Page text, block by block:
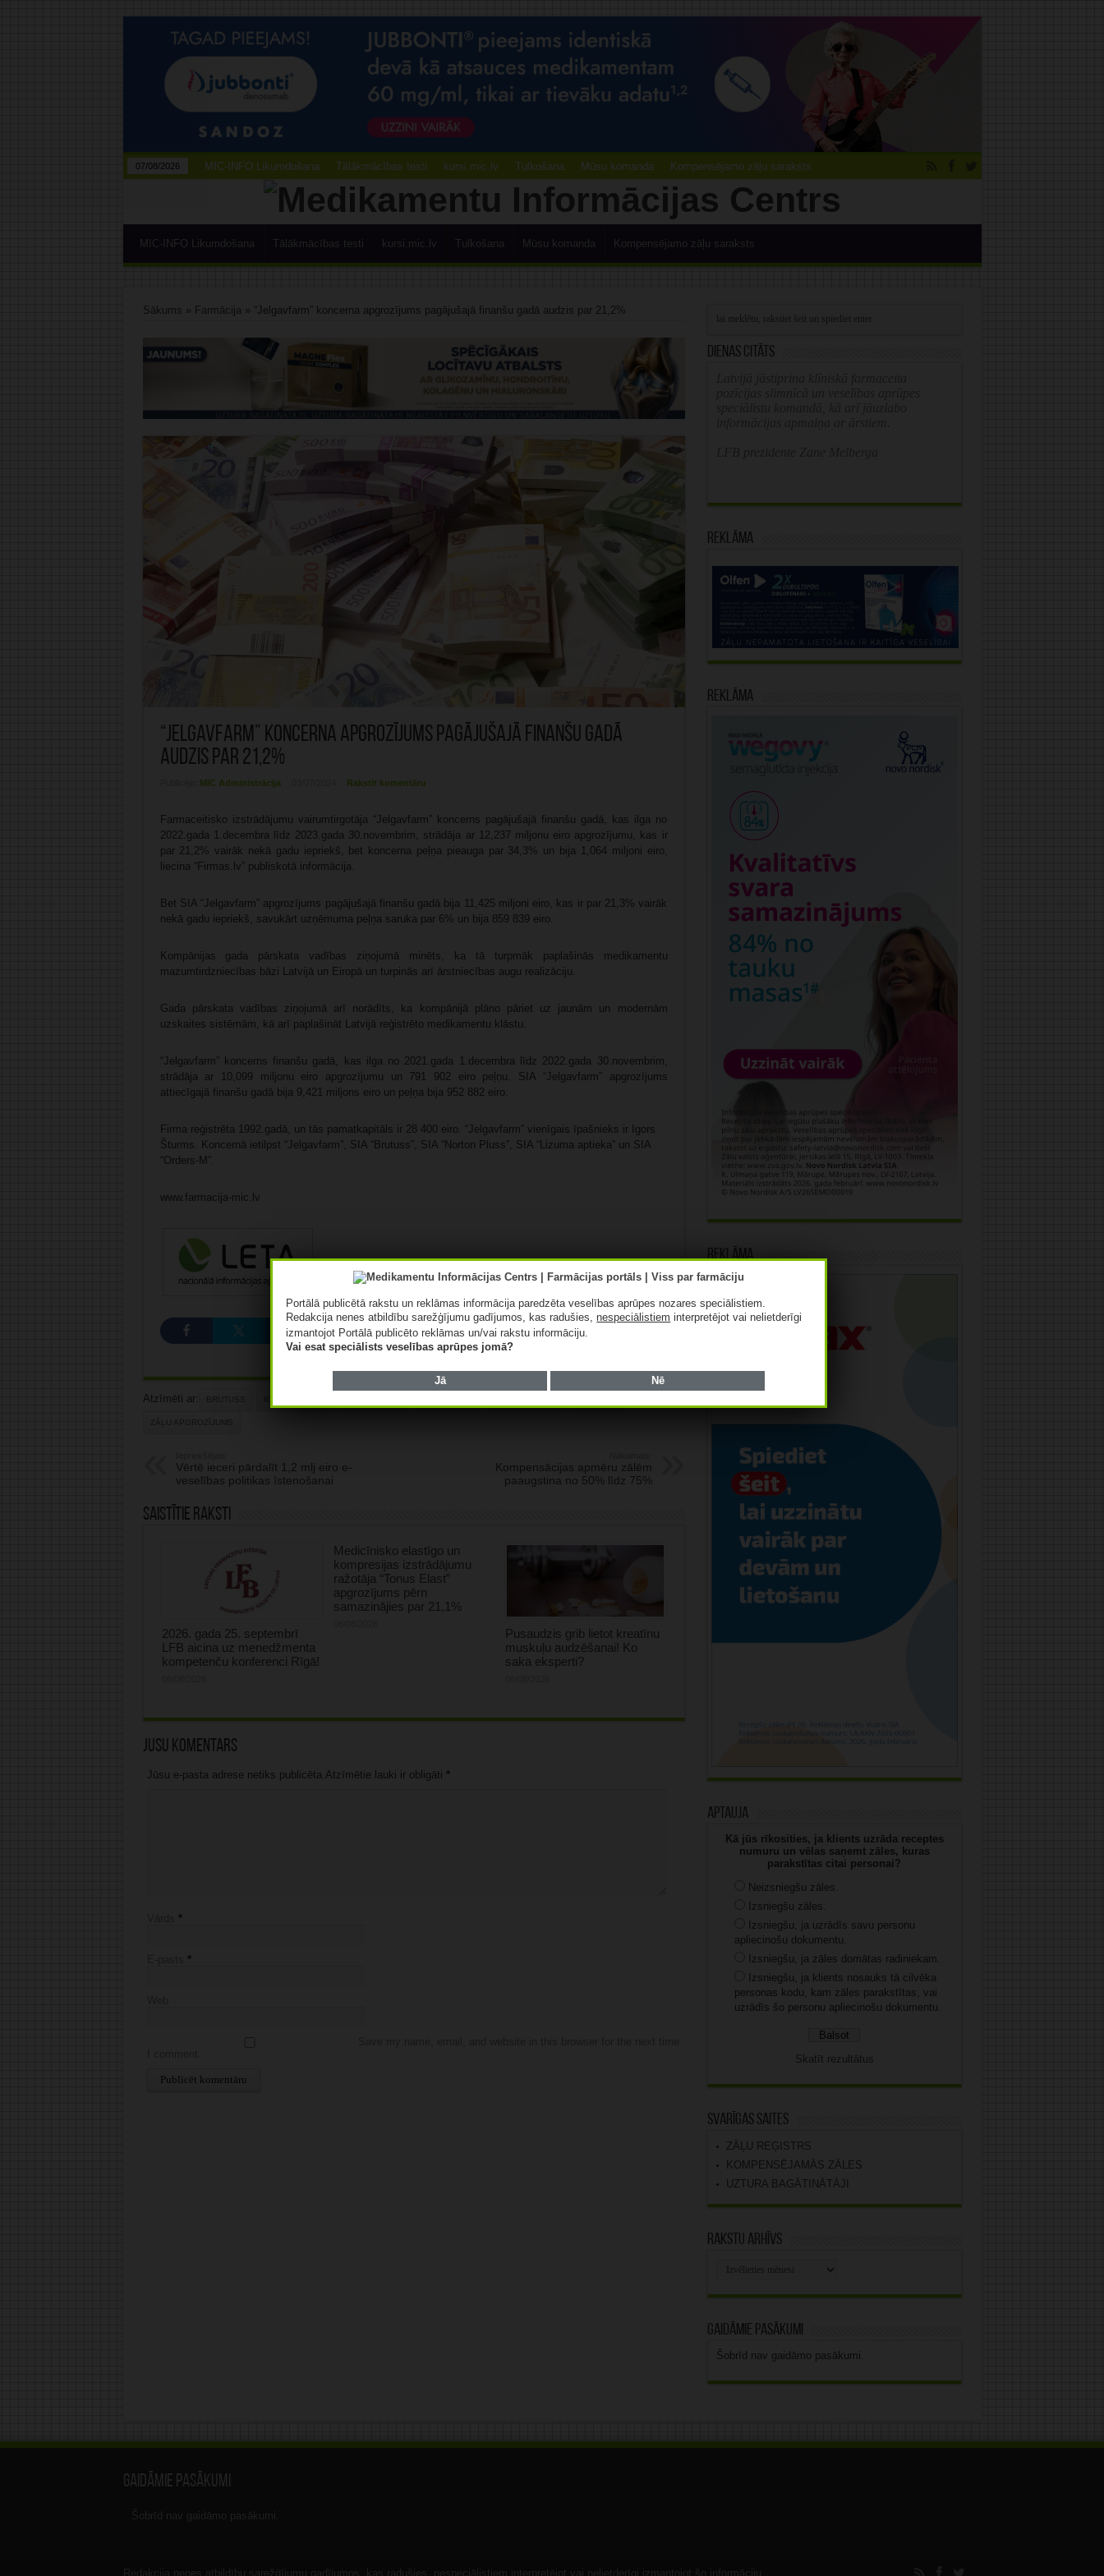
07/08/2026 MIC-INFO Likumdošana Tālākmācības testi kursi.mic.lv Tulkošana Mūsu komanda Kompensējamo zāļu saraksts
MIC-INFO Likumdošana Tālākmācības testi kursi.mic.lv Tulkošana Mūsu komanda Kompensējamo zāļu saraksts
Sākums » Farmācija» “Jelgavfarm” koncerna apgrozījums pagājušajā finanšu gadā audzis par 21,2%
“Jelgavfarm” koncerna apgrozījums pagājušajā finanšu gadā
audzis par 21,2%
MIC Administrācija Rakstīt komentāru
Farmaceitisko izstrādājumu vairumtirgotāja “Jelgavfarm” koncerns pagājušajā finanšu gadā, kas ilga no
2022.gada 1.decembra līdz 2023.gada 30.novembrim, strādāja ar 12,237 miljonu eiro apgrozījumu, kas ir
par 21,2% vairāk nekā gadu iepriekš, bet koncerna peļņa pieauga par 34,3% un bija 1,064 miljoni eiro,
liecina “Firmas.lv” publiskotā informācija.
Bet SIA “Jelgavfarm” apgrozījums pagājušajā finanšu gadā bija 11,425 miljoni eiro, kas ir par 21,3% vairāk
nekā gadu iepriekš, savukārt uzņēmuma peļņa saruka par 6% un bija 859 839 eiro.
Kompānijas gada pārskata vadības ziņojumā minēts, ka tā turpmāk paplašinās medikamentu
mazumtirdzniecības bāzi Latvijā un Eiropā un turpinās arī ārstniecības augu realizāciju.
Gada pārskata vadības ziņojumā arī norādīts, ka kompānijā plāno pāriet uz jaunām un modernām
uzskaites sistēmām, kā arī paplašināt Latvijā reģistrēto medikamentu klāstu.
“Jelgavfarm” koncerns finanšu gadā, kas ilga no 2021.gada 1.decembra līdz 2022.gada 30.novembrim,
strādāja ar 10,099 miljonu eiro apgrozījumu un 791 902 eiro peļņu. SIA “Jelgavfarm” apgrozījums
attiecīgajā finanšu gadā bija 9,421 miljons eiro un peļņa bija 952 882 eiro.
Firma reģistrēta 1992.gadā, un tās pamatkapitāls ir 28 400 eiro. “Jelgavfarm” vienīgais īpašnieks ir Igors
Šturms. Koncernā ietilpst “Jelgavfarm”, SIA “Brutuss”, SIA “Norton Pluss”, SIA “Lizuma aptieka” un SIA
“Orders-M”.
www.farmacija-mic.lv
Patīk
Atzīmēti ar: BRUTUSS
ZĀĻU APGROZĪJUMS
Vērtē ieceri pārdalīt 1,2 mlj eiro e-
veselības politikas īstenošanai
Kompensācijas apmēru zālēm
paaugstina no 50% līdz 75%
Saistītie raksti
2026. gada 25. septembrī
LFB aicina uz menedžmenta
kompetenču konferenci Rīgā!
Medicīnisko elastīgo un
kompresijas izstrādājumu
ražotāja “Tonus Elast”
apgrozījums pērn
samazinājies par 21,1%
Pusaudzis grib lietot kreatīnu
muskuļu audzēšanai! Ko
saka eksperti?
Jūsu komentārs
Jūsu e-pasta adrese netiks publicēta.Atzīmētie lauki ir obligāti *
*
*
Dienas citāts
Reklāma
Reklāma
Reklāma
Aptauja
Kā jūs rīkosities, ja klients uzrāda receptes
numuru un vēlas saņemt zāles, kuras
parakstītas citai personai?
Neizsniegšu zāles.
Izsniegšu zāles.
Izsniegšu, ja uzrādīs savu personu
apliecinošu dokumentu.
Izsniegšu, ja zāles domātas radiniekam.
Izsniegšu, ja klients nosauks tā cilvēka
personas kodu, kam zāles parakstītas, vai
uzrādīs šo personu apliecinošu dokumentu.
Skatīt rezultātus
Svarīgas saites
ZĀĻU REĢISTRS
KOMPENSĒJAMĀS ZĀLES
UZTURA BAGĀTINĀTĀJI
Rakstu arhīvs
Gaidāmie pasākumi
Šobrīd nav gaidāmo pasākumi.
Gaidāmie pasākumi
Šobrīd nav gaidāmo pasākumi.
Redakcija nenes atbildību sarežģījumu gadījumos, kas radušies, nespeciālistiem interpretējot vai nelietderīgi izmantojot šo informāciju.
Portālā publicētā rakstu un reklāmas informācija paredzēta veselības aprūpes nozares speciālistiem.
Redakcija nenes atbildību sarežģījumu gadījumos, kas radušies,nespeciālistiem interpretējot vai nelietderīgi
izmantojot Portālā publicēto reklāmas un/vai rakstu informāciju.
Vai esat speciālists veselības aprūpes jomā?
Jā Nē